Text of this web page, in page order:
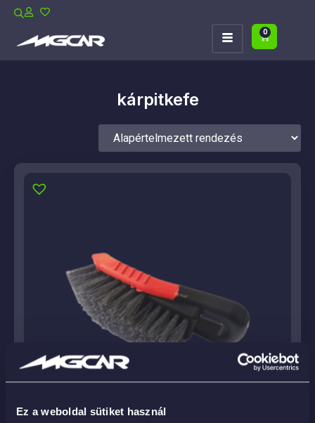
Ez a weboldal sütiket használ
0
kárpitkefe